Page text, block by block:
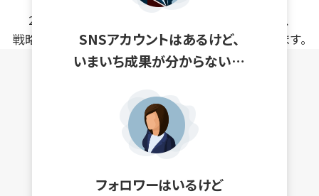
27年の業界実績と600件以上の支援実績をもとに、
戦略設計から運用・改善までを専任担当者が伴走します。
SNSアカウントはあるけど、
いまいち成果が分からない…
フォロワーはいるけど